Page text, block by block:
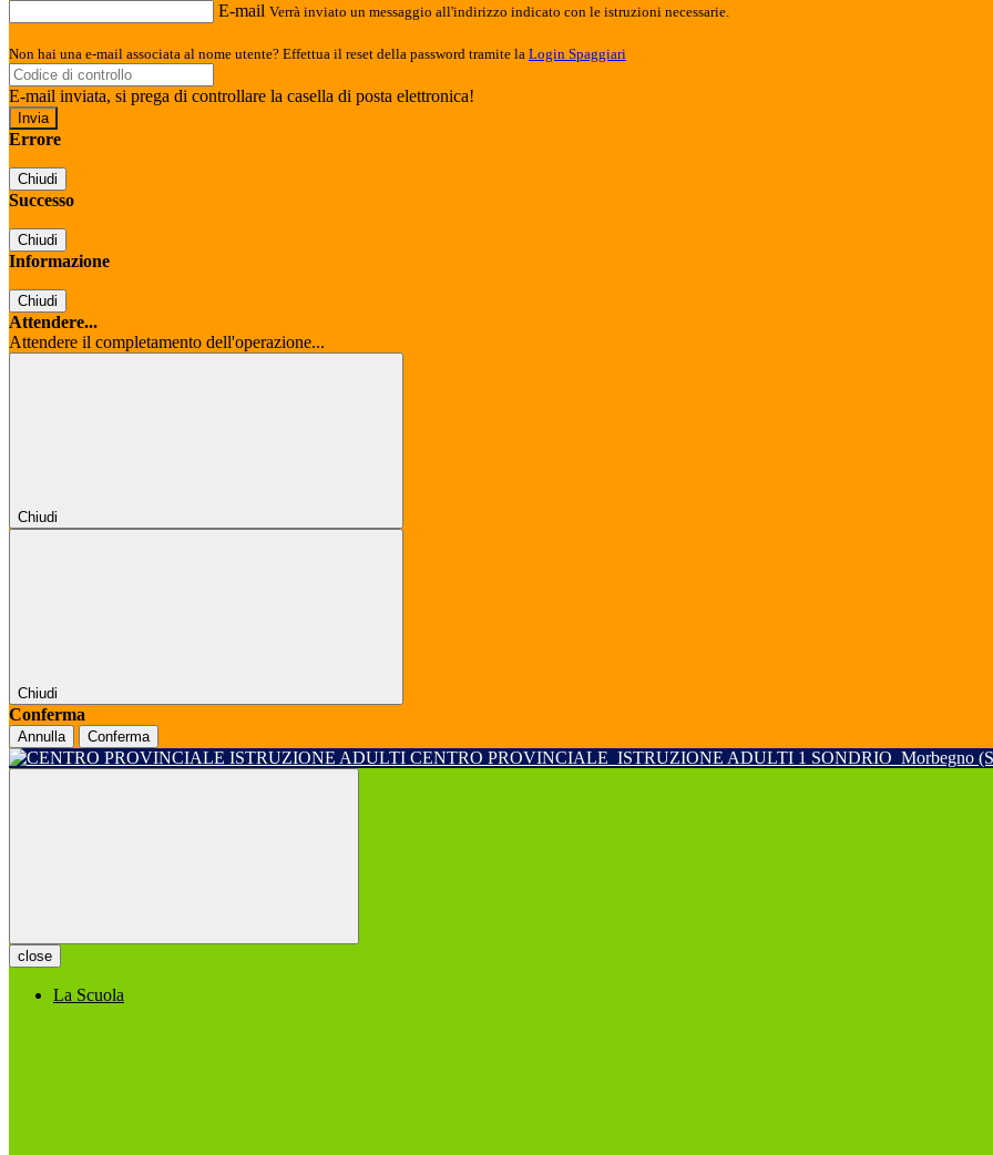
E-mail Verrà inviato un messaggio all'indirizzo indicato con le istruzioni necessarie.
Non hai una e-mail associata al nome utente? Effettua il reset della password tramite la Login Spaggiari
E-mail inviata, si prega di controllare la casella di posta elettronica!
Errore
Chiudi
Successo
Chiudi
Informazione
Chiudi
Attendere...
Attendere il completamento dell'operazione...
Chiudi
Chiudi
Conferma
Annulla Conferma
CENTRO PROVINCIALE ISTRUZIONE ADULTI 1 SONDRIO Morbegno
close
La Scuola